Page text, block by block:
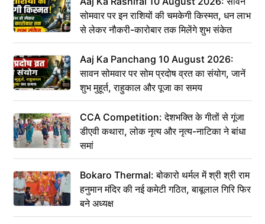
सोमवार पर इन राशियों की चमकेगी किस्मत, धन लाभ
से लेकर नौकरी-कारोबार तक मिलेंगे शुभ संकेत
Aaj Ka Panchang 10 August 2026:
सावन सोमवार पर सोम प्रदोष व्रत का संयोग, जानें
शुभ मुहूर्त, राहुकाल और पूजा का समय
CCA Competition: देशभक्ति के गीतों से गूंजा
डीएवी कथारा, लोक नृत्य और नृत्य-नाटिका ने बांधा
समां
Bokaro Thermal: बोकारो थर्मल में श्री श्री राम
हनुमान मंदिर की नई कमेटी गठित, बाबूलाल गिरि फिर
बने अध्यक्ष